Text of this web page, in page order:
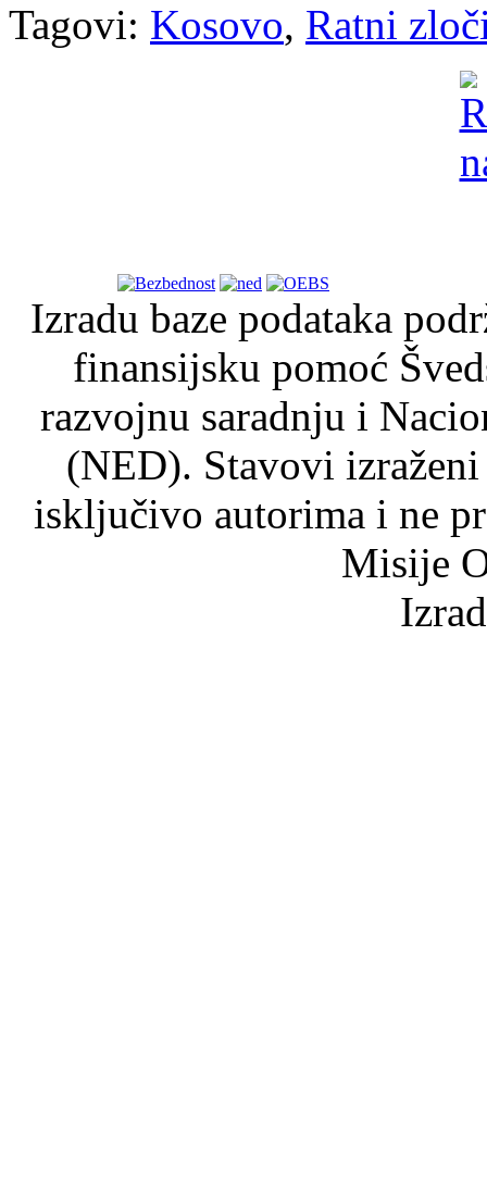
Tagovi: Kosovo, Ratni
Izradu baze podataka
finansijsku pomoć
razvojnu saradnju i
(NED). Stavovi
isključivo autorima i ne
Misije